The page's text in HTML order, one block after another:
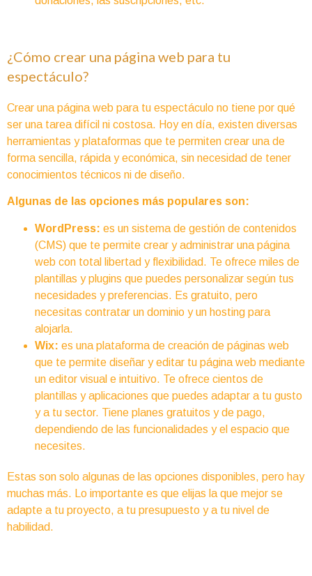
¿Cómo crear una página web para tu
espectáculo?
Crear una página web para tu espectáculo no tiene por qué
ser una tarea difícil ni costosa. Hoy en día, existen diversas
herramientas y plataformas que te permiten crear una de
forma sencilla, rápida y económica, sin necesidad de tener
conocimientos técnicos ni de diseño.
Algunas de las opciones más populares son:
WordPress: es un sistema de gestión de contenidos
(CMS) que te permite crear y administrar una página
web con total libertad y flexibilidad. Te ofrece miles de
plantillas y plugins que puedes personalizar según tus
necesidades y preferencias. Es gratuito, pero
necesitas contratar un dominio y un hosting para
alojarla.
Wix: es una plataforma de creación de páginas web
que te permite diseñar y editar tu página web mediante
un editor visual e intuitivo. Te ofrece cientos de
plantillas y aplicaciones que puedes adaptar a tu gusto
y a tu sector. Tiene planes gratuitos y de pago,
dependiendo de las funcionalidades y el espacio que
necesites.
Estas son solo algunas de las opciones disponibles, pero hay
muchas más. Lo importante es que elijas la que mejor se
adapte a tu proyecto, a tu presupuesto y a tu nivel de
habilidad.